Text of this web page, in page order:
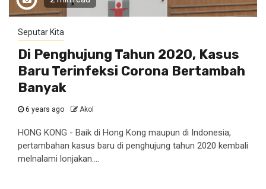
Seputar Kita
Di Penghujung Tahun 2020, Kasus
Baru Terinfeksi Corona Bertambah
Banyak
6 years ago Akol
HONG KONG - Baik di Hong Kong maupun di Indonesia,
pertambahan kasus baru di penghujung tahun 2020 kembali
melnalami lonjakan....